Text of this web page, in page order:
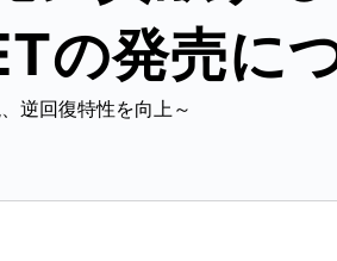
の発売に
逆回復特性を向上～